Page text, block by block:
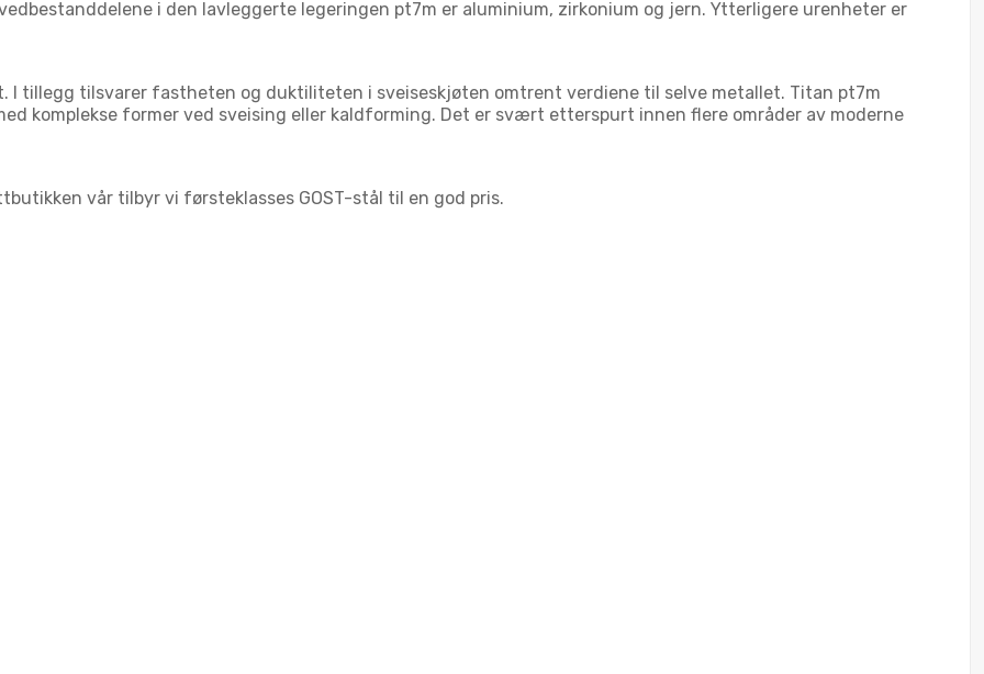
i den lavleggerte legeringen pt7m er aluminium, zirkonium og jern. Ytterligere urenheter er
I tillegg tilsvarer fastheten og duktiliteten i sveiseskjøten omtrent verdiene til selve metallet. Titan pt7m
komplekse former ved sveising eller kaldforming. Det er svært etterspurt innen flere områder av moderne
vår tilbyr vi førsteklasses GOST-stål til en god pris.